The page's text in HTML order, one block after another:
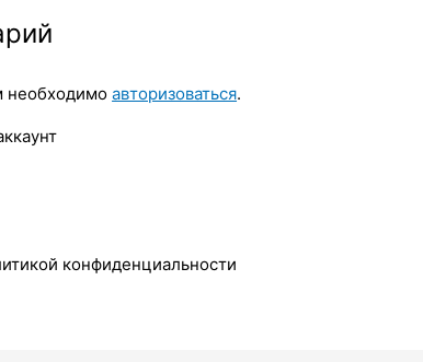
необходимоавторизоваться.
конфиденциальности